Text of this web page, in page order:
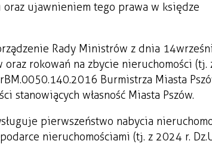
oraz ujawnieniem tego prawa w księdze
Rady Ministrów z dnia 14
rokowań na zbycie nieruchomości (tj.
BM.0050.140.2016 Burmistrza Miasta
stanowiących własność Miasta Pszów.
pierwszeństwo nabycia
nieruchomościami (tj. z 2024 r.